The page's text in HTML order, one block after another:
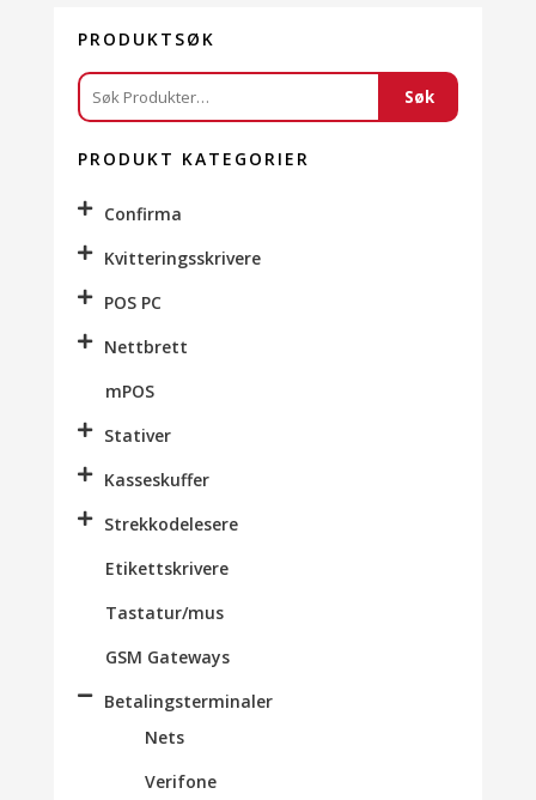
PRODUKTSØK
Søk
etter:
Søk
PRODUKT KATEGORIER
Confirma
Kvitteringsskrivere
POS PC
Nettbrett
mPOS
Stativer
Kasseskuffer
Strekkodelesere
Etikettskrivere
Tastatur/mus
GSM Gateways
Betalingsterminaler
Nets
Verifone